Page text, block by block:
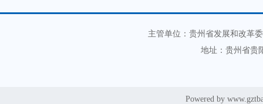
主管单位：贵州省发展和改革
地址：贵州省贵
Powered by